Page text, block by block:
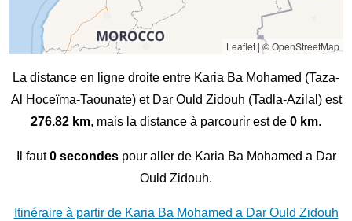
Leaflet|© OpenStreetMap
La distance en ligne droite entre Karia Ba Mohamed (Taza-
Al Hoceïma-Taounate) et Dar Ould Zidouh (Tadla-Azilal) est
276.82 km, mais la distance à parcourir est de 0 km.
Il faut0 secondespour aller de Karia Ba Mohamed a Dar
Ould Zidouh.
Itinéraire à partir de Karia Ba Mohamed a Dar Ould Zidouh